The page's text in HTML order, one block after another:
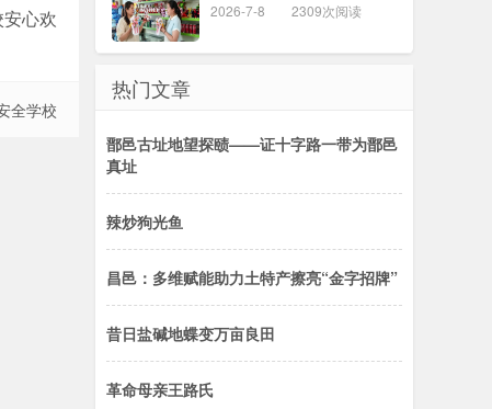
心欢
全学校
2026-7-8 2309次阅读
热门文章
鄑邑古址地望探赜——证十字路一带为鄑邑
真址
辣炒狗光鱼
昌邑：多维赋能助力土特产擦亮“金字招牌”
昔日盐碱地蝶变万亩良田
革命母亲王路氏